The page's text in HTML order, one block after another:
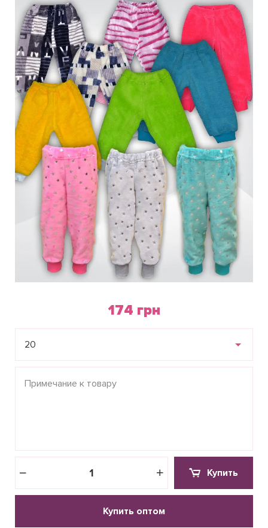
Обмен и возврат
Оптовикам
Контакты
Пн-Пт: с 8.00 до 17.00
(097) 779 44 39
Виктория
(097) 779 44 39
sofiyatextil@gmail.com
г. Горишние Плавни, ул. Строна 3, 2 этаж, София Текстиль
174 грн
20
Купить
Купить оптом